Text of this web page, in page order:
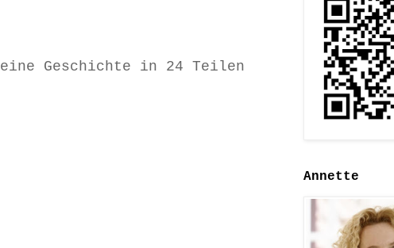
Geschichte in 24 Teilen
Annette